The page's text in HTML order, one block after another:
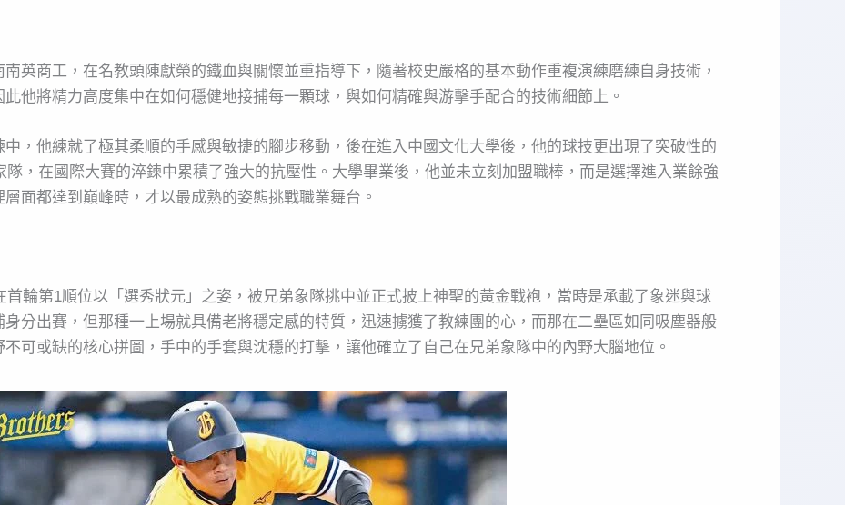
英商工，在名教頭陳獻榮的鐵血與關懷並重指導下，隨著校史嚴格的基本動作重複演練磨練自身技術，
他將精力高度集中在如何穩健地接捕每一顆球，與如何精確與游擊手配合的技術細節上。
，他練就了極其柔順的手感與敏捷的腳步移動，後在進入中國文化大學後，他的球技更出現了突破性的
，在國際大賽的淬鍊中累積了強大的抗壓性。大學畢業後，他並未立刻加盟職棒，而是選擇進入業餘強
面都達到巔峰時，才以最成熟的姿態挑戰職業舞台。
輪第1順位以「選秀狀元」之姿，被兄弟象隊挑中並正式披上神聖的黃金戰袍，當時是承載了象迷與球
分出賽，但那種一上場就具備老將穩定感的特質，迅速擄獲了教練團的心，而那在二壘區如同吸塵器般
可或缺的核心拼圖，手中的手套與沈穩的打擊，讓他確立了自己在兄弟象隊中的內野大腦地位。